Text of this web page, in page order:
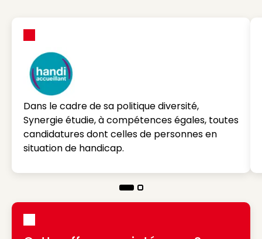
Dans le cadre de sa politique diversité,
Synergie étudie, à compétences égales, toutes
candidatures dont celles de personnes en
situation de handicap.